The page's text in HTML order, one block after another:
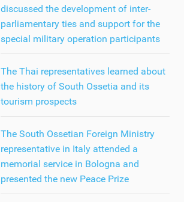
discussed the development of inter-
parliamentary ties and support for the
special military operation participants
The Thai representatives learned about
the history of South Ossetia and its
tourism prospects
The South Ossetian Foreign Ministry
representative in Italy attended a
memorial service in Bologna and
presented the new Peace Prize